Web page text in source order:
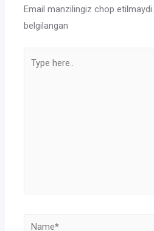
Email manzilingiz chop etilmaydi.
belgilangan
Name*